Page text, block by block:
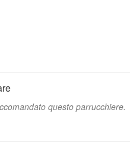
questo parrucchiere.